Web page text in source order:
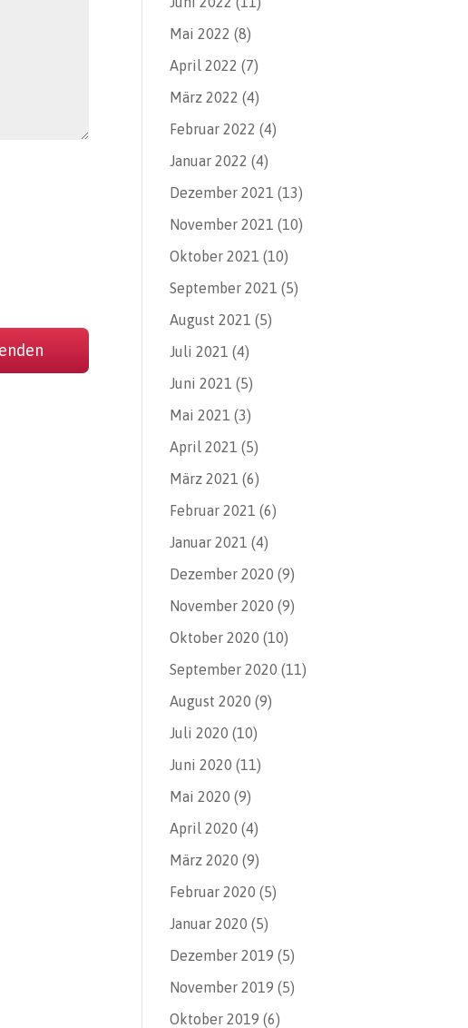
Mai 2022 (8)
April 2022 (7)
März 2022 (4)
Februar 2022 (4)
Januar 2022 (4)
Dezember 2021 (13)
November 2021 (10)
Oktober 2021 (10)
September 2021 (5)
August 2021 (5)
Juli 2021 (4)
Juni 2021 (5)
Mai 2021 (3)
April 2021 (5)
März 2021 (6)
Februar 2021 (6)
Januar 2021 (4)
Dezember 2020 (9)
November 2020 (9)
Oktober 2020 (10)
September 2020 (11)
August 2020 (9)
Juli 2020 (10)
Juni 2020 (11)
Mai 2020 (9)
April 2020 (4)
März 2020 (9)
Februar 2020 (5)
Januar 2020 (5)
Dezember 2019 (5)
November 2019 (5)
Oktober 2019 (6)